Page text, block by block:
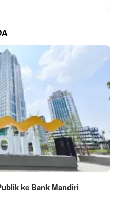
ke Bank Mandiri